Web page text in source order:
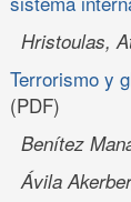
Hristoulas,
Terrorismo y
(PDF)
Benítez
Ávila